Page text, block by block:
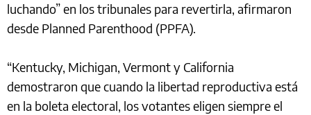
luchando” en los tribunales para revertirla, afirmaron
desde Planned Parenthood (PPFA).
“Kentucky, Michigan, Vermont y California
demostraron que cuando la libertad reproductiva está
en la boleta electoral, los votantes eligen siempre el